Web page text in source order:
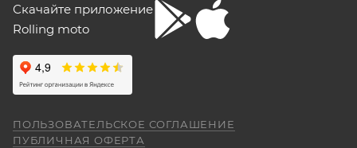
Скачайте приложение
Rolling moto
ПОЛЬЗОВАТЕЛЬСКОЕ СОГЛАШЕНИЕ
ПУБЛИЧНАЯ ОФЕРТА